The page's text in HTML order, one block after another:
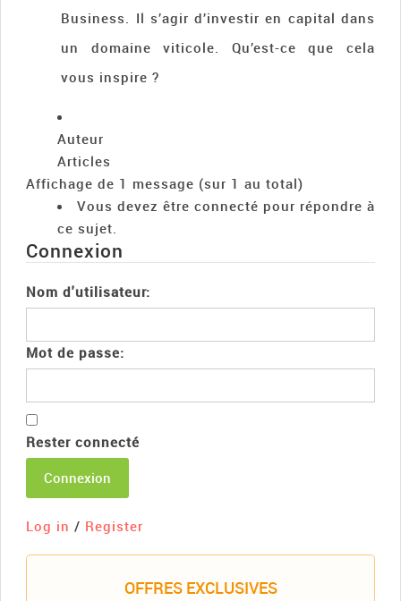
Business. Il s’agir d’investir en capital dans
un domaine viticole. Qu’est-ce que cela
vous inspire ?
Auteur
Articles
Affichage de 1 message (sur 1 au total)
Vous devez être connecté pour répondre à
ce sujet.
Connexion
Nom d'utilisateur:
Mot de passe:
Rester connecté
Connexion
Log in / Register
OFFRES EXCLUSIVES